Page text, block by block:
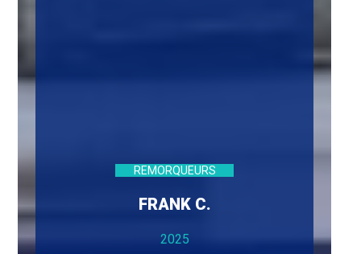
REMORQUEURS
FRANK C.
2025